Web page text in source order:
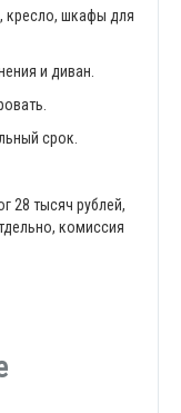
кресло, шкафы для
и диван.
срок.
28 тысяч рублей,
комиссия